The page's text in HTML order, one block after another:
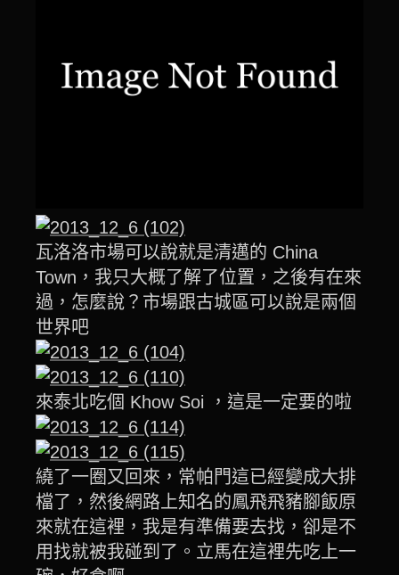
瓦洛洛市場可以說就是清邁的 China
Town，我只大概了解了位置，之後有在來
過，怎麼說？市場跟古城區可以說是兩個
世界吧
來泰北吃個 Khow Soi ，這是一定要的啦
繞了一圈又回來，常帕門這已經變成大排
檔了，然後網路上知名的鳳飛飛豬腳飯原
來就在這裡，我是有準備要去找，卻是不
用找就被我碰到了。立馬在這裡先吃上一